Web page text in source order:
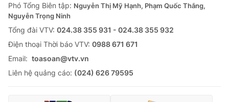
Phó Tổng Biên tập: Nguyễn Thị Mỹ Hạnh, Phạm Quốc Thắng,
Nguyễn Trọng Ninh
Tổng đài VTV: 024.38 355 931 - 024.38 355 932
Ðiện thoại Thời báo VTV: 0988 671 671
Email: toasoan@vtv.vn
Liên hệ quảng cáo: (024) 626 79595